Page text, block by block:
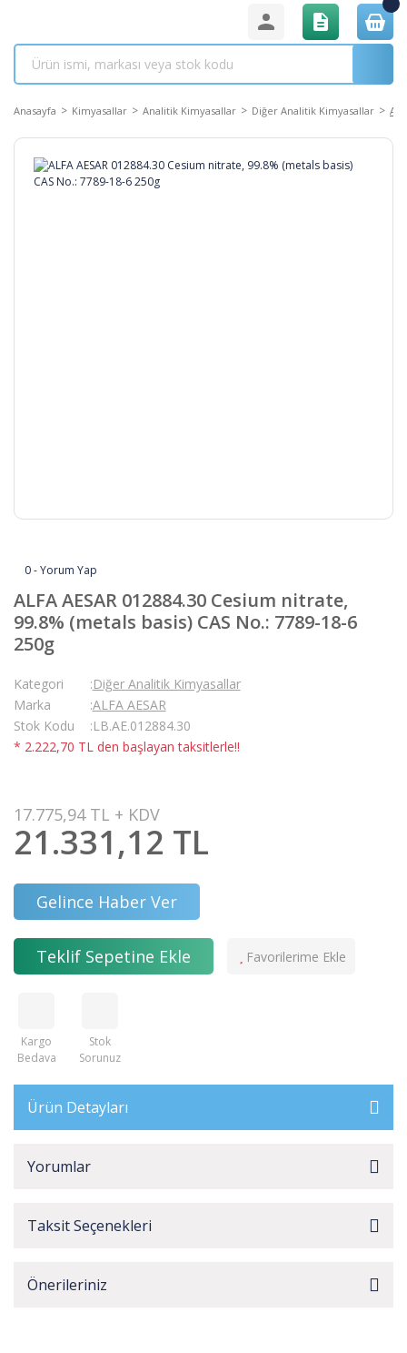
Anasayfa Kimyasallar Analitik Kimyasallar Diğer Analitik Kimyasallar
0 - Yorum Yap
ALFA AESAR 012884.30 Cesium nitrate,
99.8% (metals basis) CAS No.: 7789-18-6
250g
Kategori
Diğer Analitik Kimyasallar
Marka
ALFA AESAR
Stok Kodu
LB.AE.012884.30
* 2.222,70 TL den başlayan taksitlerle!!
17.775,94 TL + KDV
21.331,12 TL
Gelince Haber Ver
Teklif Sepetine Ekle
Kargo
Bedava
Stok
Sorunuz
Ürün Detayları
Yorumlar
Taksit Seçenekleri
Önerileriniz